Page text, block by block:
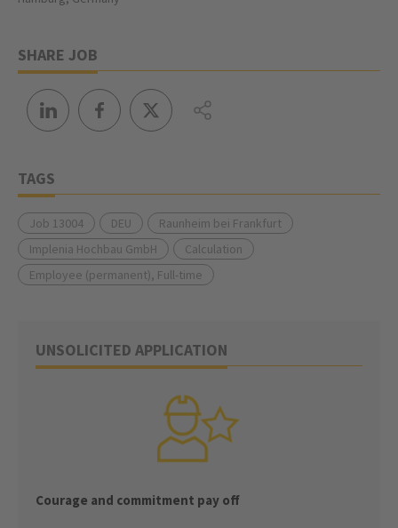
SHARE JOB
TAGS
Job 13004 DEU
Raunheim bei Frankfurt
Implenia Hochbau GmbH
Calculation
Employee (permanent), Full-time
UNSOLICITED APPLICATION
Courage and commitment pay off